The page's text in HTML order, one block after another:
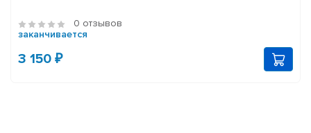
0 отзывов
заканчивается
3 150 ₽